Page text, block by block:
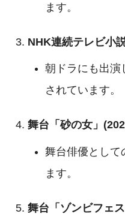
ます。
NHK連続テレビ小
朝ドラにも出演
されています。
舞台「砂の女」
舞台俳優として
ます。
舞台「ゾンビフェ